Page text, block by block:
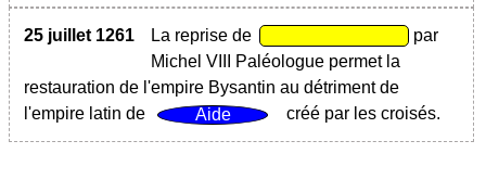
25 juillet 1261 La reprise de
par
Michel VIII Paléologue permet la
restauration de l'empire Bysantin au détriment de
l'empire latin de
créé par les croisés.